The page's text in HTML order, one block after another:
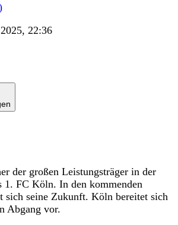
22:36
der großen Leistungsträger in der
1. FC Köln. In den kommenden
sich seine Zukunft. Köln bereitet sich
Abgang vor.